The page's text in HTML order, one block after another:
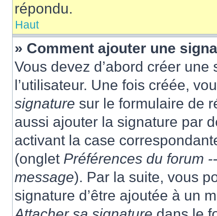
répondu.
Haut
» Comment ajouter une
Vous devez d’abord créer
l’utilisateur. Une fois créée,
signature sur le formulaire de
aussi ajouter la signature par
activant la case
(onglet Préférences du forum
message). Par la suite, vous
signature d’être ajoutée à un